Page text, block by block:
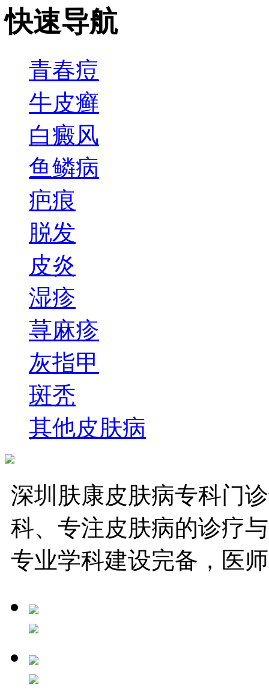
快速导航
青春痘
牛皮癣
白癜风
鱼鳞病
疤痕
脱发
皮炎
湿疹
荨麻疹
灰指甲
斑秃
其他皮肤病
深圳肤康皮肤病专科门
科、专注皮肤病的诊疗
专业学科建设完备，医